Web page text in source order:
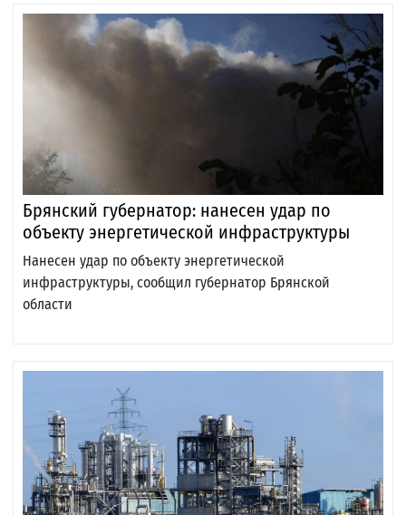
Брянский губернатор: нанесен удар по
объекту энергетической инфраструктуры
Нанесен удар по объекту энергетической
инфраструктуры, сообщил губернатор Брянской
области